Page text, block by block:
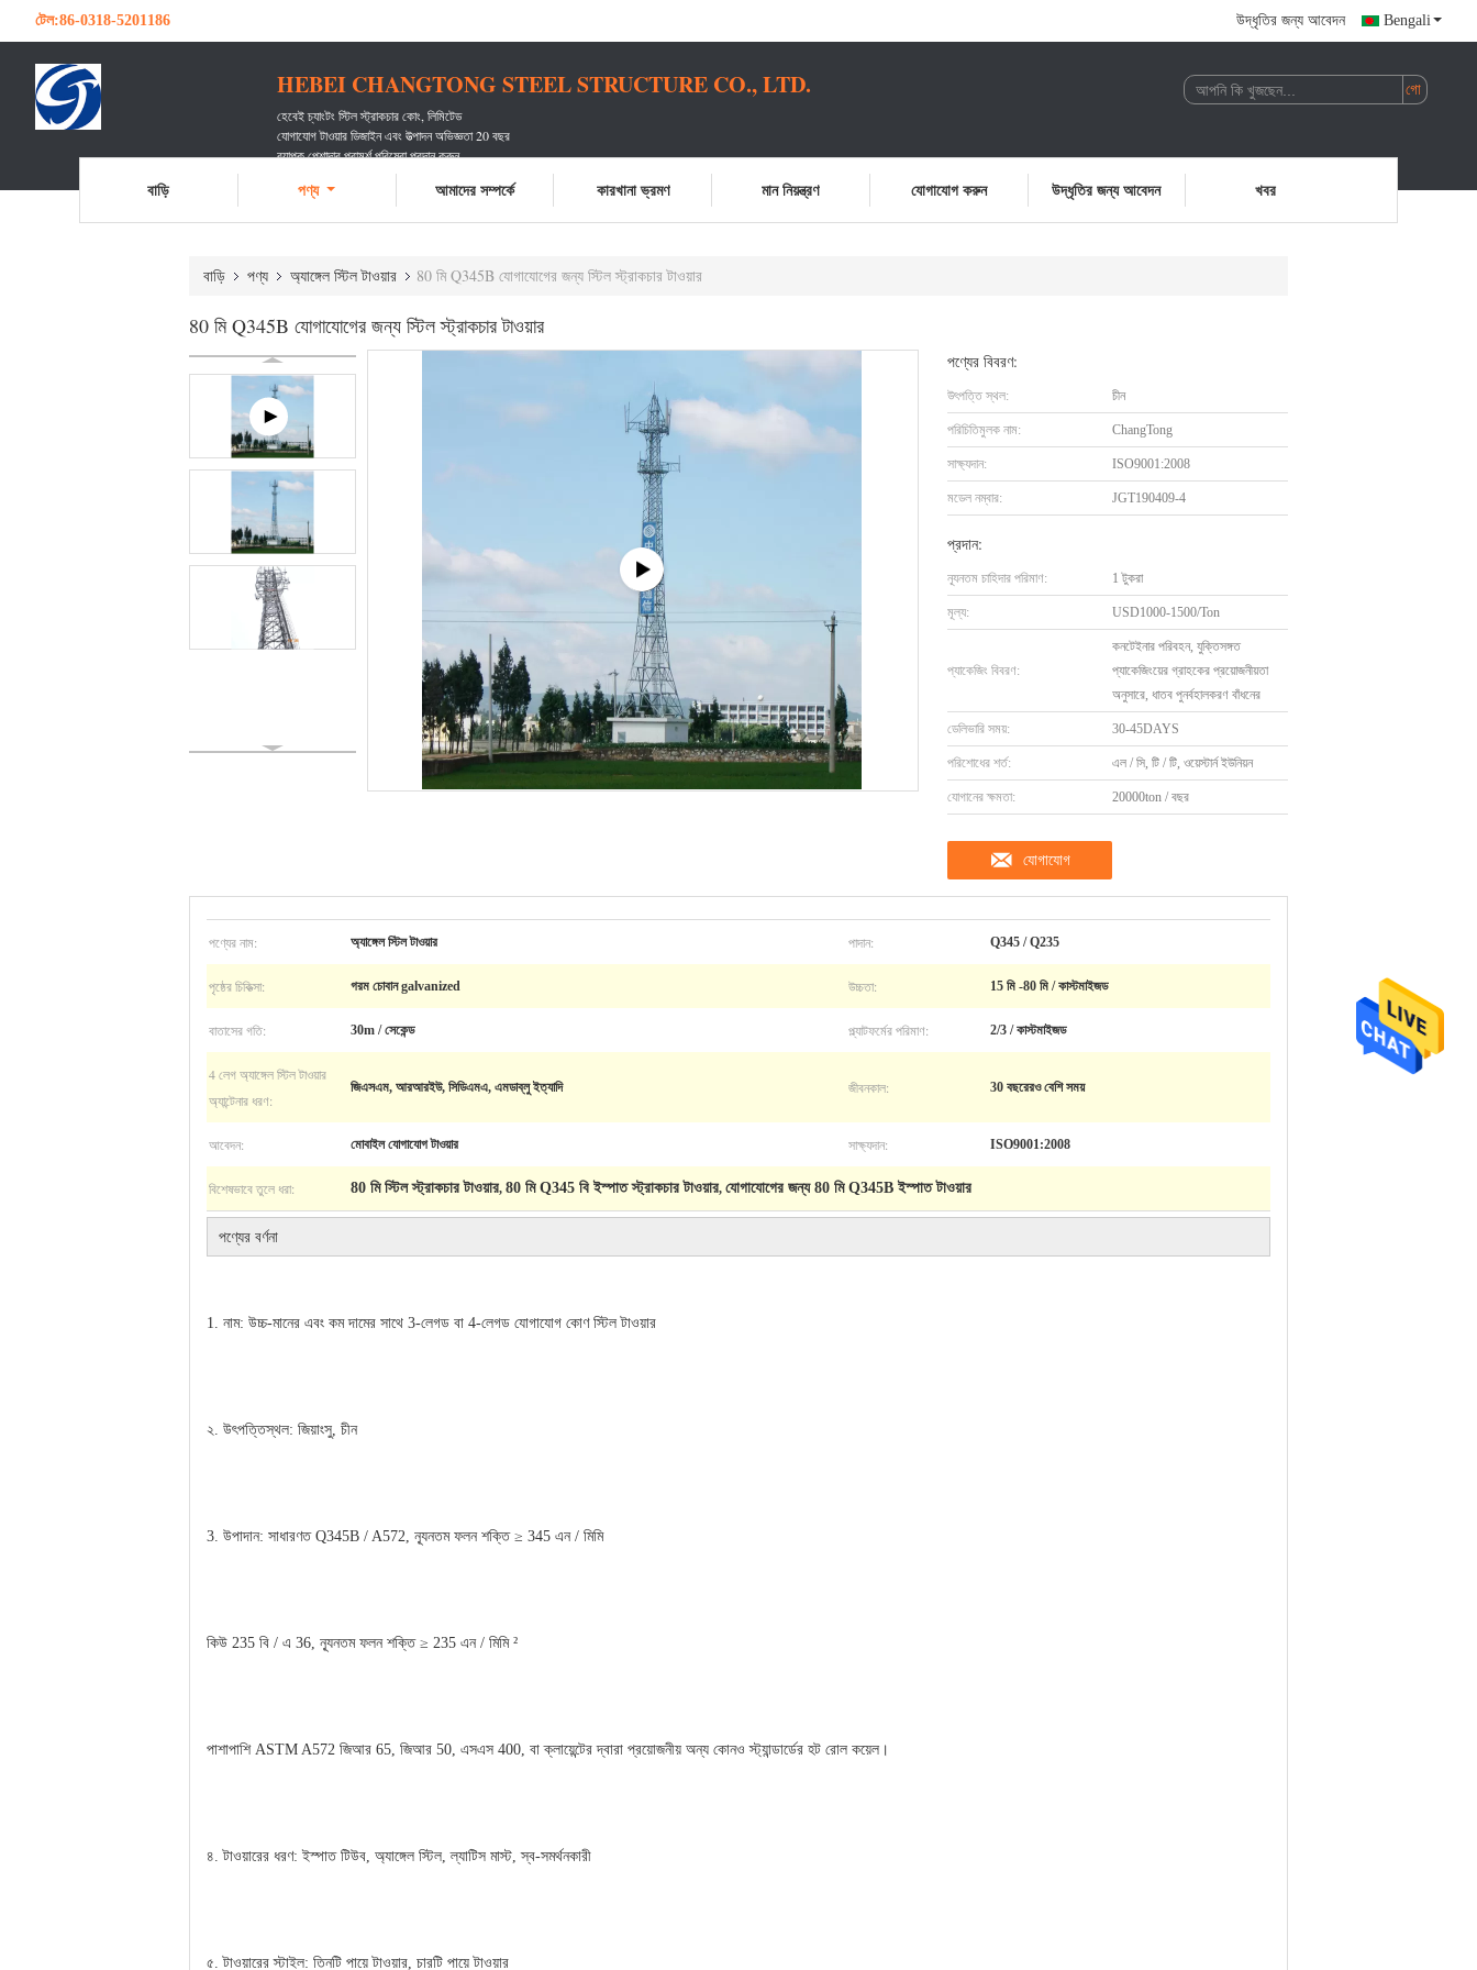
টেল:86-0318-5201186 উদ্ধৃতির জন্য আবেদন Bengali
HEBEI CHANGTONG STEEL STRUCTURE CO., LTD.
হেবেই চ্যাংটং স্টিল স্ট্রাকচার কোং, লিমিটেড
যোগাযোগ টাওয়ার ডিজাইন এবং উত্পাদন অভিজ্ঞতা 20 বছর
ব্যাপক পেশাদার পরামর্শ পরিষেবা প্রদান করুন
অগণিত যোগাযোগ বাহককে পরিবেশন করেছেন
বাড়ি পণ্য আমাদের সম্পর্কে কারখানা ভ্রমণ মান নিয়ন্ত্রণ যোগাযোগ করুন উদ্ধৃতির জন্য আবেদন খবর
বাড়ি পণ্য অ্যাঙ্গেল স্টিল টাওয়ার 80 মি Q345B যোগাযোগের জন্য স্টিল স্ট্রাকচার টাওয়ার
80 মি Q345B যোগাযোগের জন্য স্টিল স্ট্রাকচার টাওয়ার
পণ্যের বিবরণ:
উৎপত্তি স্থল: চীন
পরিচিতিমুলক নাম: ChangTong
সাক্ষ্যদান: ISO9001:2008
মডেল নম্বার: JGT190409-4
প্রদান:
ন্যূনতম চাহিদার পরিমাণ: 1 টুকরা
মূল্য: USD1000-1500/Ton
প্যাকেজিং বিবরণ:
কনটেইনার পরিবহন, যুক্তিসঙ্গত
প্যাকেজিংয়ের গ্রাহকের প্রয়োজনীয়তা
অনুসারে, ধাতব পুনর্বহালকরণ বাঁধনের
ডেলিভারি সময়: 30-45DAYS
পরিশোধের শর্ত: এল / সি, টি / টি, ওয়েস্টার্ন ইউনিয়ন
যোগানের ক্ষমতা: 20000ton / বছর
যোগাযোগ
পণ্যের নাম: অ্যাঙ্গেল স্টিল টাওয়ার পাদান: Q345 / Q235
পৃষ্ঠের চিকিত্সা: গরম চোবান galvanized উচ্চতা: 15 মি -80 মি / কাস্টমাইজড
বাতাসের গতি: 30m / সেকেন্ড প্ল্যাটফর্মের পরিমাণ: 2/3 / কাস্টমাইজড
4 লেগ অ্যাঙ্গেল স্টিল টাওয়ার
অ্যান্টেনার ধরণ:
জিএসএম, আরআরইউ, সিডিএমএ, এমডাব্লু ইত্যাদি জীবনকাল: 30 বছরেরও বেশি সময়
আবেদন: মোবাইল যোগাযোগ টাওয়ার সাক্ষ্যদান: ISO9001:2008
বিশেষভাবে তুলে ধরা: 80 মি স্টিল স্ট্রাকচার টাওয়ার, 80 মি Q345 বি ইস্পাত স্ট্রাকচার টাওয়ার, যোগাযোগের জন্য 80 মি Q345B ইস্পাত টাওয়ার
পণ্যের বর্ণনা
1. নাম: উচ্চ-মানের এবং কম দামের সাথে 3-লেগড বা 4-লেগড যোগাযোগ কোণ স্টিল টাওয়ার
২. উৎপত্তিস্থল: জিয়াংসু, চীন
3. উপাদান: সাধারণত Q345B / A572, ন্যূনতম ফলন শক্তি ≥ 345 এন / মিমি
কিউ 235 বি / এ 36, ন্যূনতম ফলন শক্তি ≥ 235 এন / মিমি ²
পাশাপাশি ASTM A572 জিআর 65, জিআর 50, এসএস 400, বা ক্লায়েন্টের দ্বারা প্রয়োজনীয় অন্য কোনও স্ট্যান্ডার্ডের হট রোল কয়েল।
৪. টাওয়ারের ধরণ: ইস্পাত টিউব, অ্যাঙ্গেল স্টিল, ল্যাটিস মাস্ট, স্ব-সমর্থনকারী
৫. টাওয়ারের স্টাইল: তিনটি পায়ে টাওয়ার, চারটি পায়ে টাওয়ার